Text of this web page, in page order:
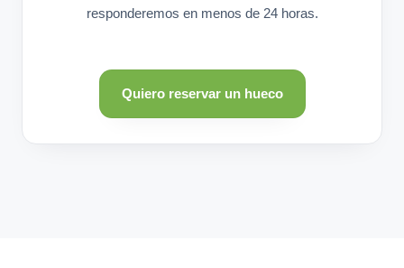
responderemos en menos de 24 horas.
Quiero reservar un hueco